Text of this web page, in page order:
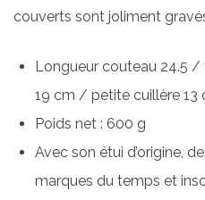
couverts sont joliment
Longueur couteau 24.5
19 cm / petite cuillère 13
Poids net : 600 g
Avec son étui d’origine,
marques du temps et